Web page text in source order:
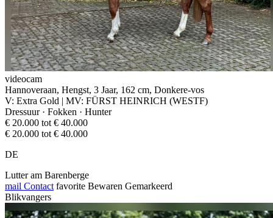
videocam
Hannoveraan, Hengst, 3 Jaar, 162 cm, Donkere-vos
V: Extra Gold | MV: FÜRST HEINRICH (WESTF)
Dressuur · Fokken · Hunter
€ 20.000 tot € 40.000
€ 20.000 tot € 40.000
DE
Lutter am Barenberge
mail Contact favorite Bewaren Gemarkeerd
Blikvangers